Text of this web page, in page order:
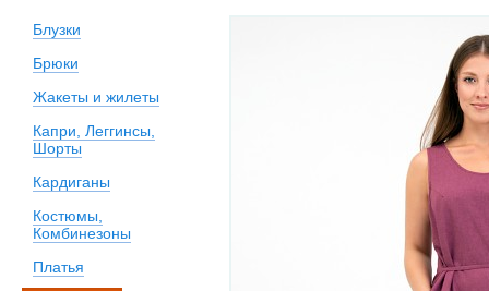
Блузки
Брюки
Жакеты и жилеты
Капри, Леггинсы,
Шорты
Кардиганы
Костюмы,
Комбинезоны
Платья